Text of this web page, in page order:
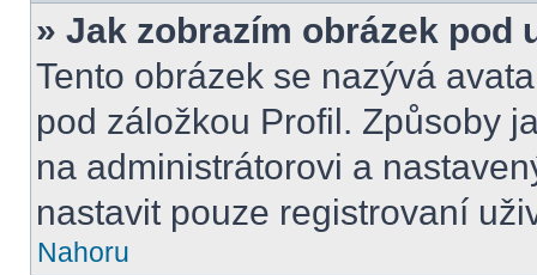
» Jak zobrazím obrázek pod
Tento obrázek se nazývá
pod záložkou Profil. Způsoby
na administrátorovi a
nastavit pouze registrovaní
Nahoru